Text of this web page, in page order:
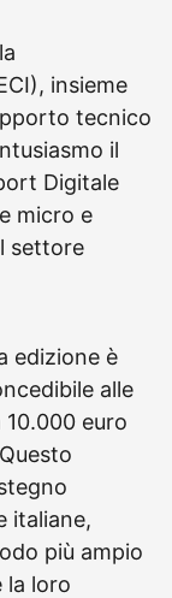
insieme
tecnico
il
Digitale
micro e
settore
edizione è
alle
euro
italiane,
più ampio
la loro